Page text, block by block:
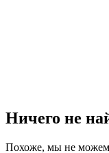
Ничего не
Похоже, мы не